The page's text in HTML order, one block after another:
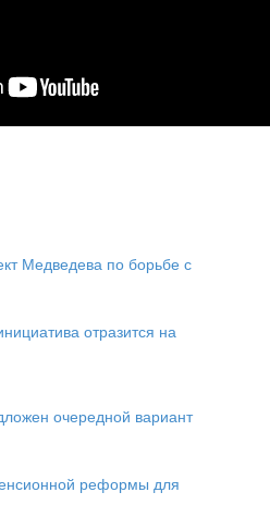
Медведева по борьбе с
отразится на
очередной вариант
реформы для